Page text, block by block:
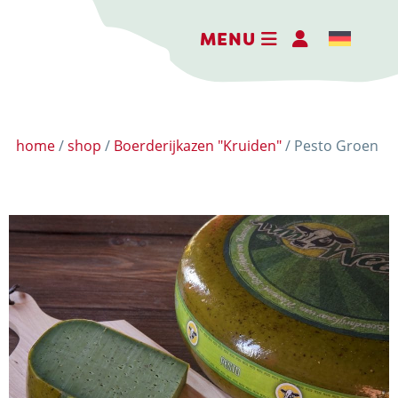
MENU
DE KAASMAKERIJ
DE STOKERIJ
ACTIVITEITEN
LANDWINKEL
KERSTPAKKETTEN
home/shop / Boerderijkazen "Kruiden"/ Pesto Groen